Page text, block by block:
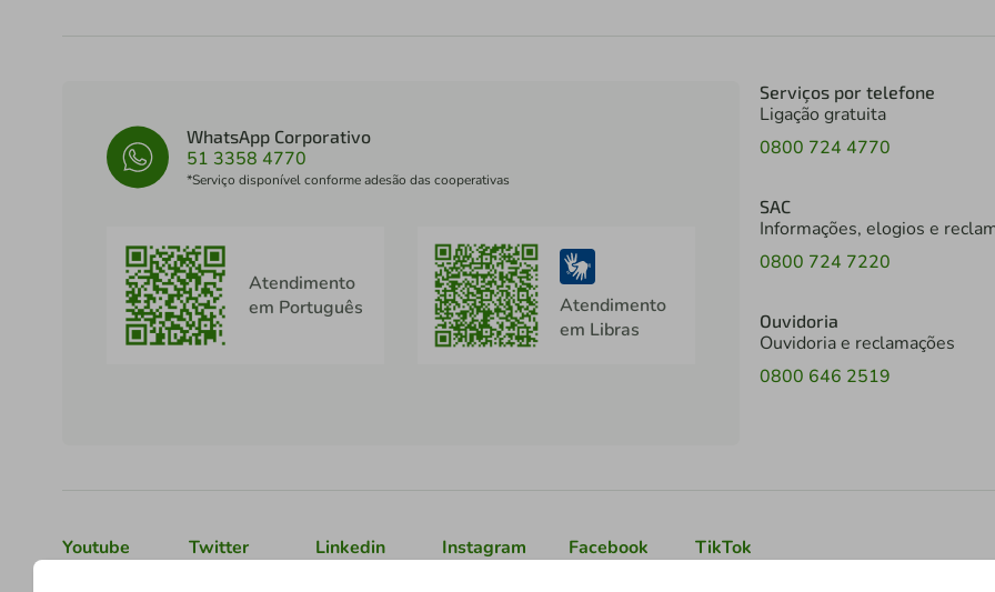
WhatsApp Corporativo
51 3358 4770
*Serviço disponível conforme adesão das cooperativas
Atendimento
em Português
Atendimento
em Libras
Serviços por telefone
Ligação gratuita
0800 724 4770
SAC
Informações, elogios e
0800 724 7220
Ouvidoria
Ouvidoria e reclamações
0800 646 2519
Youtube Twitter Linkedin Instagram Facebook TikTok